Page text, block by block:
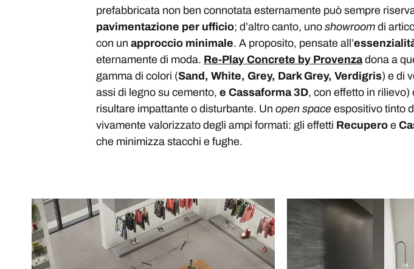
prefabbricata non ben connotata esternamente può sempre
pavimentazione per ufficio; d’altro canto, uno showroom di
con un approccio minimale. A proposito, pensate all’
eternamente di moda. Re-Play Concrete by Provenzadona a
gamma di colori (Sand, White, Grey, Dark Grey, Verdigris) e di
assi di legno su cemento, e Cassaforma 3D, con effetto in rilievo)
risultare impattante o disturbante. Un open space espositivo tinto
vivamente valorizzato degli ampi formati: gli effetti Recupero e
che minimizza stacchi e fughe.